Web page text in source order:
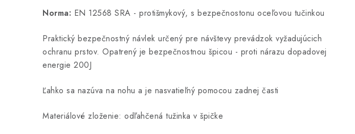
Norma: EN 12568 SRA - protišmykový, s bezpečnostonu oceľovou tučinkou
Praktický bezpečnostný návlek určený pre návštevy prevádzok vyžadujúcich
ochranu prstov. Opatrený je bezpečnostnou špicou - proti nárazu dopadovej
energie 200J
Ľahko sa nazúva na nohu a je nasvatieľný pomocou zadnej časti
Materiálové zloženie: odľahčená tužinka v špičke